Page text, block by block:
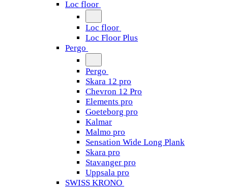
Loc floor
Loc floor
Loc Floor Plus
Pergo
Pergo
Skara 12 pro
Chevron 12 Pro
Elements pro
Goeteborg pro
Kalmar
Malmo pro
Sensation Wide Long Plank
Skara pro
Stavanger pro
Uppsala pro
SWISS KRONO